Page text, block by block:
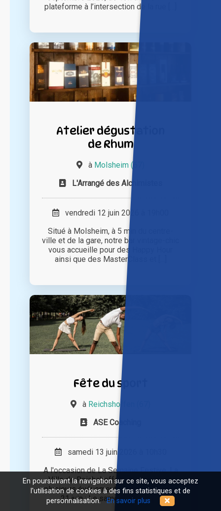
plateforme à l’intersection de la rue [...]
Atelier dégustation
de Rhum
à Molsheim (67)
L'Arrangé des Alchimistes
vendredi 12 juin 2026 à 19h00
Situé à Molsheim, à 5 min du centre-
ville et de la gare, notre bar vintage-chic
vous accueille pour des Happy Hour
ainsi que des MasterClass et [...]
Fête du sport
à Reichshoffen (67)
ASE Coaching
samedi 13 juin 2026 à 10h30
A l'occasion de La Semaine Festive, La
Ville de Reichshoffen vous propose
plusieurs événements entre le 11 et le
21 juin : Le samedi 13 juin, [...]
En poursuivant la navigation sur ce site, vous acceptez
l'utilisation de cookies à des fins statistiques et de
personnalisation.En savoir plus